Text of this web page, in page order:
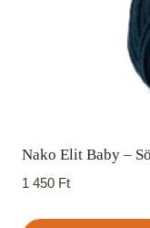
Nako Elit Baby –
1 450 Ft